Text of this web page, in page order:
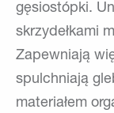
gęsiostópki.
skrzydełkami
Zapewniają
spulchniają
materiałem